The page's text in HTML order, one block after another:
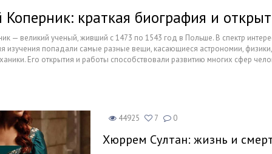
Работа и бизнес
Животные
Еда и напитки
Коперник: краткая биография и
— великий ученый, живший с 1473 по 1543 год в Польше. В спектр
изучения попадали самые разные вещи, касающиеся астрономии, физики,
Его открытия и работы способствовали развитию многих сфер
44925 7 0
Хюррем Султан: жизнь и